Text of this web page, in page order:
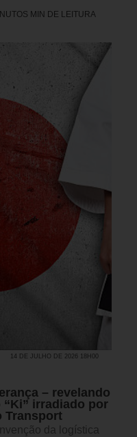
MIN DE LEITURA
14 DE JULHO DE 2026 18H00
– revelando
“Ki” irradiado por
Transport
da logística